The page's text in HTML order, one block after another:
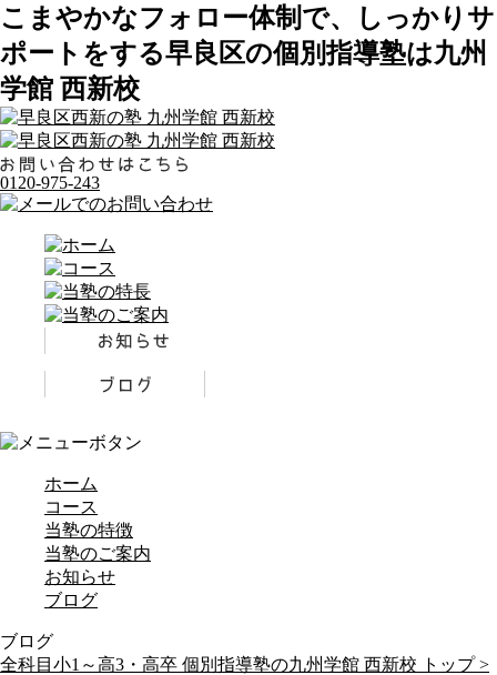
こまやかなフォロー体制で、しっかりサ
ポートをする早良区の個別指導塾は九州
学館 西新校
0120-975-243
ホーム
コース
当塾の特徴
当塾のご案内
お知らせ
ブログ
ブログ
全科目小1～高3・高卒 個別指導塾の九州学館 西新校 トップ >